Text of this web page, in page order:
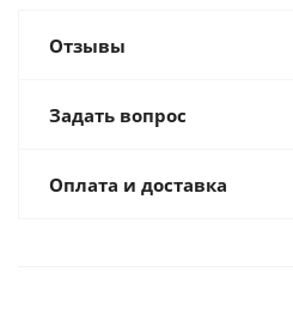
Отзывы
Задать вопрос
Оплата и доставка